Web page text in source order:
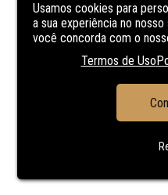
Usamos cookies para
a sua experiência no
você concorda com o
Termos de Uso